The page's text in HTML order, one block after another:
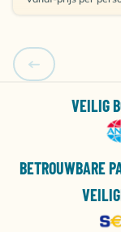
VEILIG
BETROUWBARE